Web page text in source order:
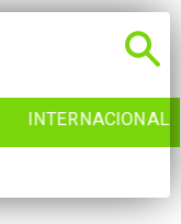
INTERNACIONAL